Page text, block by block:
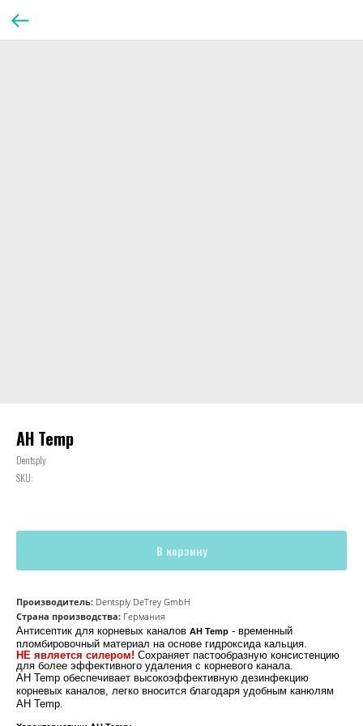
AH Temp
Dentsply
SKU:
В корзину
Производитель: Dentsply DeTrey GmbH
Страна производства: Германия
Антисептик для корневых каналов AH Temp - временный
пломбировочный материал на основе гидроксида кальция.
НЕ является силером! Сохраняет пастообразную консистенцию
для более эффективного удаления с корневого канала.
AH Temp обеспечивает высокоэффективную дезинфекцию
корневых каналов, легко вносится благодаря удобным канюлям
AH Temp.